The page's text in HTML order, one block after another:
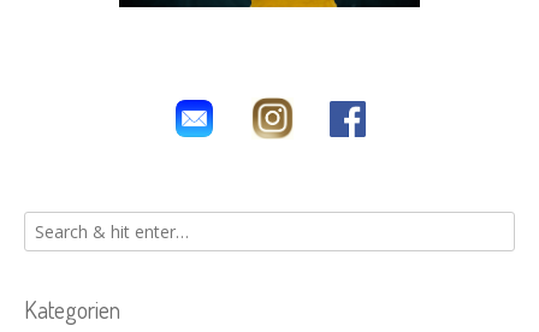
Kategorien